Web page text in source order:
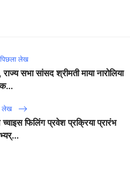
पिछला लेख
सभा सांसद श्रीमती माया नारोलिया
लेख
फिलिंग प्रवेश प्रक्रिया प्रारंभ